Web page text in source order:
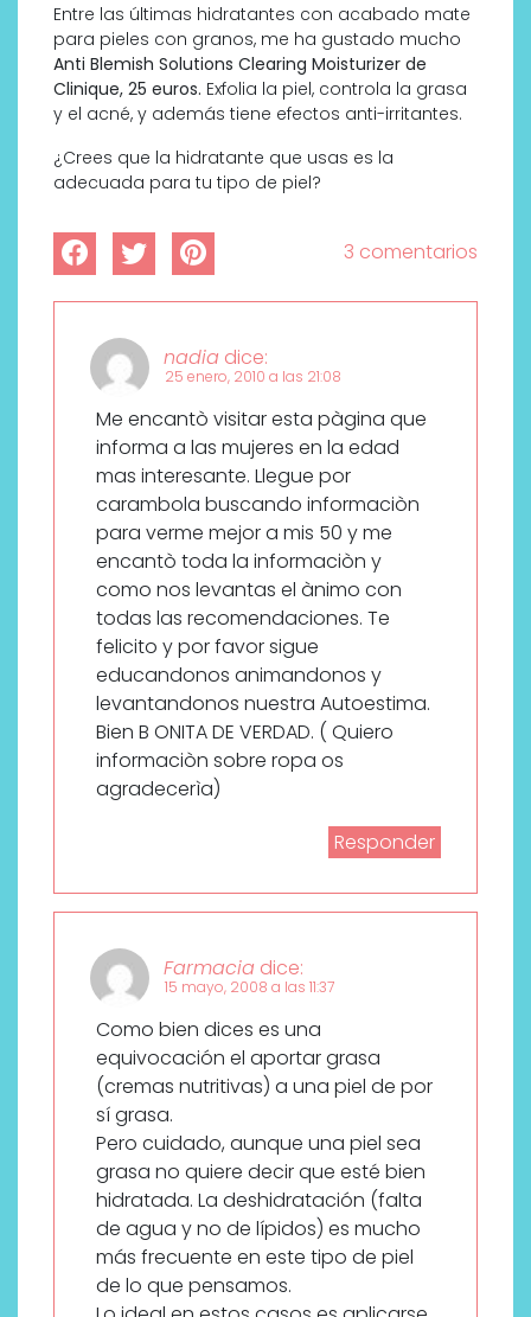
Entre las últimas hidratantes con acabado mate
para pieles con granos, me ha gustado mucho
Anti Blemish Solutions Clearing Moisturizer de
Clinique, 25 euros. Exfolia la piel, controla la grasa
y el acné, y además tiene efectos anti-irritantes.
¿Crees que la hidratante que usas es la
adecuada para tu tipo de piel?
3 comentarios
nadia dice:
25 enero, 2010 a las 21:08
Me encantò visitar esta pàgina que
informa a las mujeres en la edad
mas interesante. Llegue por
carambola buscando informaciòn
para verme mejor a mis 50 y me
encantò toda la informaciòn y
como nos levantas el ànimo con
todas las recomendaciones. Te
felicito y por favor sigue
educandonos animandonos y
levantandonos nuestra Autoestima.
Bien B ONITA DE VERDAD. ( Quiero
informaciòn sobre ropa os
agradecerìa)
Responder
Farmacia dice:
15 mayo, 2008 a las 11:37
Como bien dices es una
equivocación el aportar grasa
(cremas nutritivas) a una piel de por
sí grasa.
Pero cuidado, aunque una piel sea
grasa no quiere decir que esté bien
hidratada. La deshidratación (falta
de agua y no de lípidos) es mucho
más frecuente en este tipo de piel
de lo que pensamos.